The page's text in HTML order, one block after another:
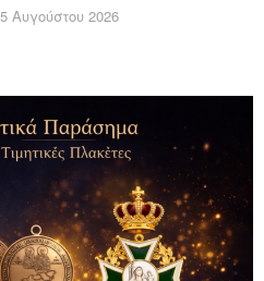
5 Αυγούστου 2026